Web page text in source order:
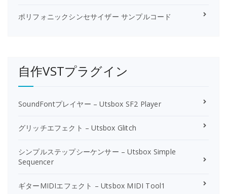
ポリフォニックシンセサイザー サンプルコード
自作VSTプラグイン
SoundFontプレイヤー – Utsbox SF2 Player
グリッチエフェクト – Utsbox Glitch
シンプルステップシーケンサー – Utsbox Simple
Sequencer
ギターMIDIエフェクト – Utsbox MIDI Tool1